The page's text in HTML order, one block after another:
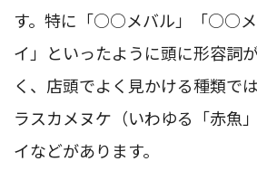
す。特に「○○メバル」「○○
イ」といったように頭に形容詞
く、店頭でよく見かける種類で
ラスカメヌケ（いわゆる「赤魚
イなどがあります。